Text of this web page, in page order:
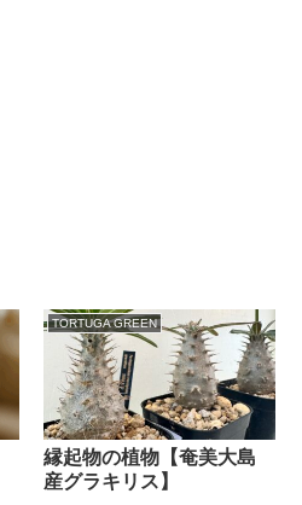
TORTUGA GREEN
縁起物の植物【奄美大島
産グラキリス】